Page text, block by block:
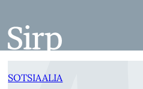
juurde
SOTSIAALIA